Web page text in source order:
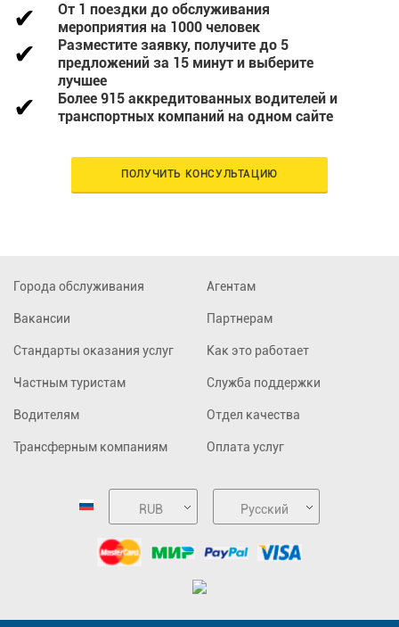
От 1 поездки до обслуживания
мероприятия на 1000 человек
Разместите заявку, получите до 5
предложений за 15 минут и выберите
лучшее
Более 915 аккредитованных водителей и
транспортных компаний на одном сайте
ПОЛУЧИТЬ КОНСУЛЬТАЦИЮ
Города обслуживания
Вакансии
Стандарты оказания услуг
Частным туристам
Водителям
Трансферным компаниям
Агентам
Партнерам
Как это работает
Служба поддержки
Отдел качества
Оплата услуг
RUB Русский